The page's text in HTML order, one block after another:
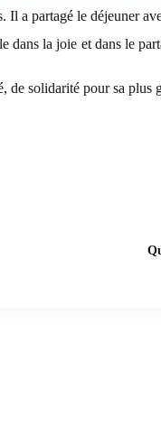
a partagé le déjeuner
dans la joie et dans le
de solidarité pour sa plus